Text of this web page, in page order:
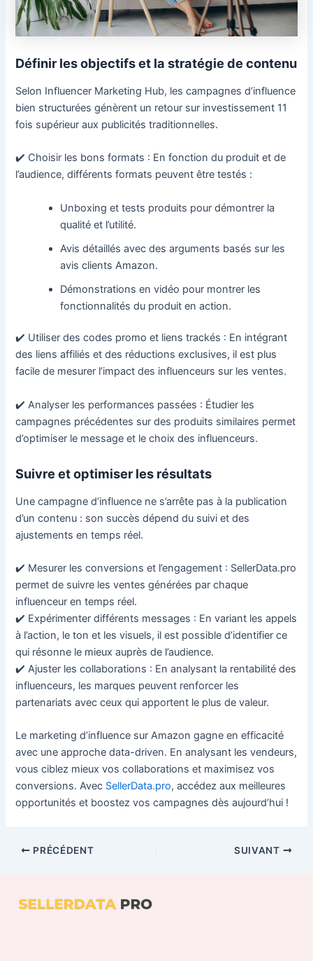
Définir les objectifs et la stratégie de contenu
Selon Influencer Marketing Hub, les campagnes d’influence
bien structurées génèrent un retour sur investissement 11
fois supérieur aux publicités traditionnelles.
✔️ Choisir les bons formats : En fonction du produit et de
l’audience, différents formats peuvent être testés :
Unboxing et tests produits pour démontrer la
qualité et l’utilité.
Avis détaillés avec des arguments basés sur les
avis clients Amazon.
Démonstrations en vidéo pour montrer les
fonctionnalités du produit en action.
✔️ Utiliser des codes promo et liens trackés : En intégrant
des liens affiliés et des réductions exclusives, il est plus
facile de mesurer l’impact des influenceurs sur les ventes.
✔️ Analyser les performances passées : Étudier les
campagnes précédentes sur des produits similaires permet
d’optimiser le message et le choix des influenceurs.
Suivre et optimiser les résultats
Une campagne d’influence ne s’arrête pas à la publication
d’un contenu : son succès dépend du suivi et des
ajustements en temps réel.
✔️ Mesurer les conversions et l’engagement : SellerData.pro
permet de suivre les ventes générées par chaque
influenceur en temps réel.
✔️ Expérimenter différents messages : En variant les appels
à l’action, le ton et les visuels, il est possible d’identifier ce
qui résonne le mieux auprès de l’audience.
✔️ Ajuster les collaborations : En analysant la rentabilité des
influenceurs, les marques peuvent renforcer les
partenariats avec ceux qui apportent le plus de valeur.
Le marketing d’influence sur Amazon gagne en efficacité
avec une approche data-driven. En analysant les vendeurs,
vous ciblez mieux vos collaborations et maximisez vos
conversions. Avec SellerData.pro, accédez aux meilleures
opportunités et boostez vos campagnes dès aujourd’hui !
PRÉCÉDENT SUIVANT